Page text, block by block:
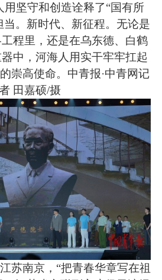
用坚守和创造诠释了“国有所
当。新时代、新征程。无论是
程里，还是在乌东德、白鹤
中，河海人用实干牢牢扛起
崇高使命。中青报·中青网记
田嘉硕/摄
苏南京，“把青春华章写在祖